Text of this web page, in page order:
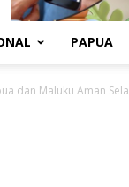
PAPUA
dan Maluku Aman